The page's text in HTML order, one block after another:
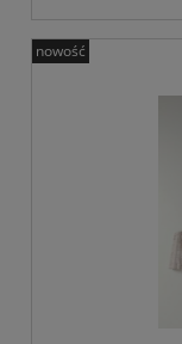
nowość